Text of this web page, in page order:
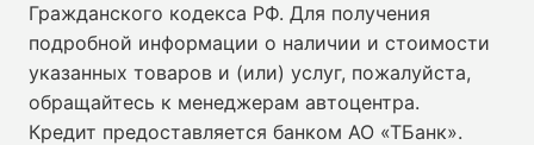
Гражданского кодекса РФ. Для получения
подробной информации о наличии и стоимости
указанных товаров и (или) услуг, пожалуйста,
обращайтесь к менеджерам автоцентра.
Кредит предоставляется банком АО «ТБанк».